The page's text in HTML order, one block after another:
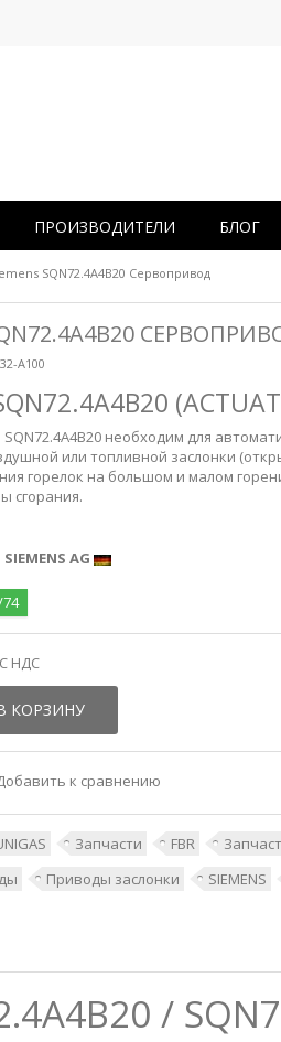
ПРОИЗВОДИТЕЛИ БЛОГ
SQN72.4A4B20 Сервопривод
A100
необходим для
или топливной заслонки
горелок на большом и малом
сгорания.
SIEMENS AG
С НДС
КОРЗИНУ
к сравнению
Запчасти FBR
Приводы заслонки SIEMENS
/